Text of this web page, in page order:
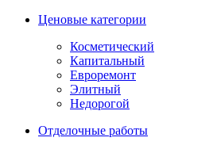
Ценовые категории
Косметический
Капитальный
Евроремонт
Элитный
Недорогой
Отделочные работы